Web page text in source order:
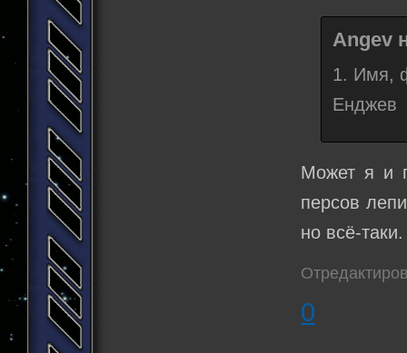
Angev
1. Имя,
Енджев
Может я и
персов
но всё-таки.
0